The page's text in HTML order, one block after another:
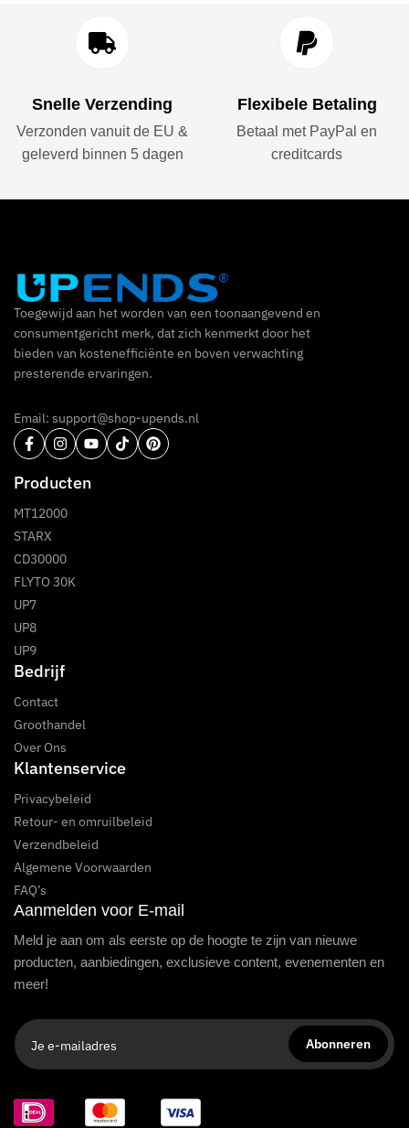
Snelle Verzending
Verzonden vanuit de EU &
geleverd binnen 5 dagen
Flexibele Betaling
Betaal met PayPal en
creditcards
Toegewijd aan het worden van een toonaangevend en
consumentgericht merk, dat zich kenmerkt door het
bieden van kostenefficiënte en boven verwachting
presterende ervaringen.
Email: support@shop-upends.nl
Producten
MT12000
STARX
CD30000
FLYTO 30K
UP7
UP8
UP9
Bedrijf
Contact
Groothandel
Over Ons
Klantenservice
Privacybeleid
Retour- en omruilbeleid
Verzendbeleid
Algemene Voorwaarden
FAQ’s
Aanmelden voor E-mail
Meld je aan om als eerste op de hoogte te zijn van nieuwe
producten, aanbiedingen, exclusieve content, evenementen en
meer!